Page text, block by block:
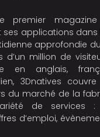
premier
ses applications
approfondie
d’un million de
en anglais,
3Dnatives couvre
du marché de la
de services :
d’emploi,